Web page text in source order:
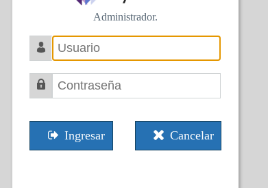
Administrador.
Ingresar Cancelar